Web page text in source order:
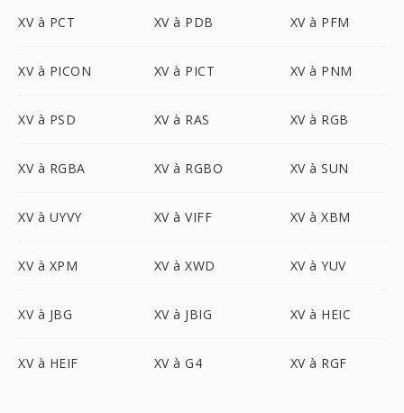
XV à PCT XV à PDB XV à PFM
XV à PICON XV à PICT XV à PNM
XV à PSD XV à RAS XV à RGB
XV à RGBA XV à RGBO XV à SUN
XV à UYVY XV à VIFF XV à XBM
XV à XPM XV à XWD XV à YUV
XV à JBG XV à JBIG XV à HEIC
XV à HEIF XV à G4 XV à RGF